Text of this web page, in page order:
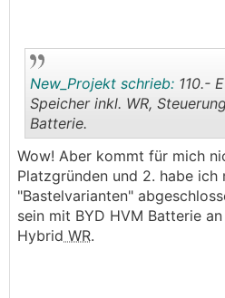
..
New_Projekt schrieb: 110.-
Speicher inkl. WR,
Batterie.
Wow! Aber kommt für mich
Platzgründen und 2. habe ich
"Bastelvarianten"
sein mit BYD HVM Batterie
Hybrid WR.